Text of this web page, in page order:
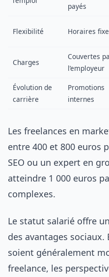
payés
Flexibilité Horaires
Charges
Couvertes
l’employeur
Évolution de
carrière
Promotions
internes
Les freelances en
entre 400 et 800 euros
SEO ou un expert en
atteindre 1 000 euros
complexes.
Le statut salarié offre
des avantages sociaux.
soient généralement
freelance, les